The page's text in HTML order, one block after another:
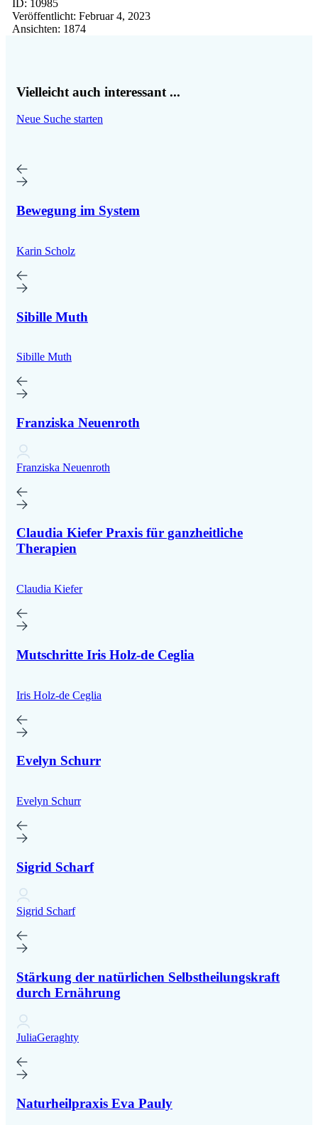
ID: 10985
Veröffentlicht: Februar 4, 2023
Ansichten: 1874
Vielleicht auch interessant ...
Neue Suche starten
Bewegung im System
Karin Scholz
Sibille Muth
Sibille Muth
Franziska Neuenroth
Franziska Neuenroth
Claudia Kiefer Praxis für ganzheitliche
Therapien
Claudia Kiefer
Mutschritte Iris Holz-de Ceglia
Iris Holz-de Ceglia
Evelyn Schurr
Evelyn Schurr
Sigrid Scharf
Sigrid Scharf
Stärkung der natürlichen Selbstheilungskraft
durch Ernährung
JuliaGeraghty
Naturheilpraxis Eva Pauly